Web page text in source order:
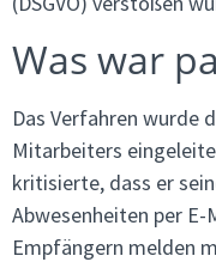
Was war
Das Verfahren wurde
Mitarbeiters
kritisierte, dass er
Abwesenheiten per
Empfängern melden